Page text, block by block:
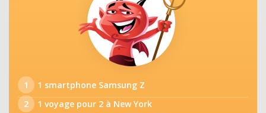
1
1 smartphone Samsung Z
2
1 voyage pour 2 à New York